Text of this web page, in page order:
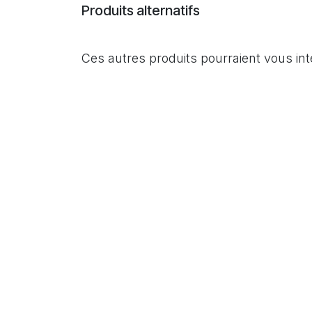
Produits alternatifs
Ces autres produits pourraient vous